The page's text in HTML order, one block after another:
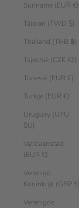
Suriname (EUR €)
Taiwan (TWD $)
Thailand (THB ฿)
Tsjechië (CZK Kč)
Tunesië (EUR €)
Turkije (EUR €)
Uruguay (UYU
$U)
Vaticaanstad
(EUR €)
Verenigd
Koninkrijk (GBP £)
Verenigde